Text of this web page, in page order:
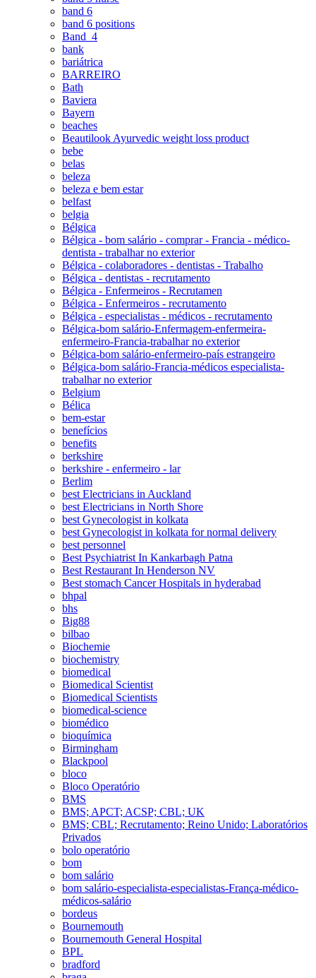
band 6
band 6 positions
Band_4
bank
bariátrica
BARREIRO
Bath
Baviera
Bayern
beaches
Beautilook Ayurvedic weight loss product
bebe
belas
beleza
beleza e bem estar
belfast
belgia
Bélgica
Bélgica - bom salário - comprar - Francia - médico-
dentista - trabalhar no exterior
Bélgica - colaboradores - dentistas - Trabalho
Bélgica - dentistas - recrutamento
Bélgica - Enfermeiros - Recrutamen
Bélgica - Enfermeiros - recrutamento
Bélgica - especialistas - médicos - recrutamento
Bélgica-bom salário-Enfermagem-enfermeira-
enfermeiro-Francia-trabalhar no exterior
Bélgica-bom salário-enfermeiro-país estrangeiro
Bélgica-bom salário-Francia-médicos especialista-
trabalhar no exterior
Belgium
Bélica
bem-estar
benefícios
benefits
berkshire
berkshire - enfermeiro - lar
Berlim
best Electricians in Auckland
best Electricians in North Shore
best Gynecologist in kolkata
best Gynecologist in kolkata for normal delivery
best personnel
Best Psychiatrist In Kankarbagh Patna
Best Restaurant In Henderson NV
Best stomach Cancer Hospitals in hyderabad
bhpal
bhs
Big88
bilbao
Biochemie
biochemistry
biomedical
Biomedical Scientist
Biomedical Scientists
biomedical-science
biomédico
bioquímica
Birmingham
Blackpool
bloco
Bloco Operatório
BMS
BMS; APCT; ACSP; CBL; UK
BMS; CBL; Recrutamento; Reino Unido; Laboratórios
Privados
bolo operatório
bom
bom salário
bom salário-especialista-especialistas-França-médico-
médicos-salário
bordeus
Bournemouth
Bournemouth General Hospital
BPL
bradford